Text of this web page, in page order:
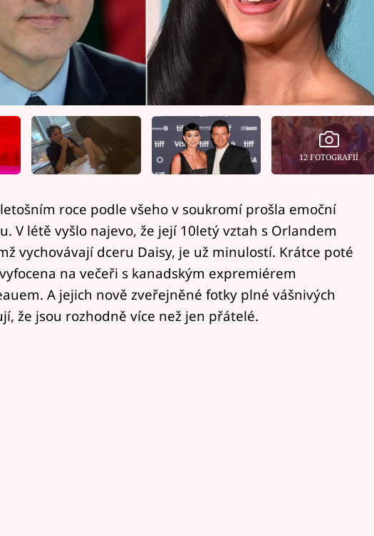
12 FOTOGRAFIÍ
roce podle všeho v soukromí prošla emoční
V létě vyšlo najevo, že její 10letý vztah s Orlandem
vychovávají dceru Daisy, je už minulostí. Krátce poté
na večeři s kanadským expremiérem
A jejich nově zveřejněné fotky plné vášnivých
že jsou rozhodně více než jen přátelé.